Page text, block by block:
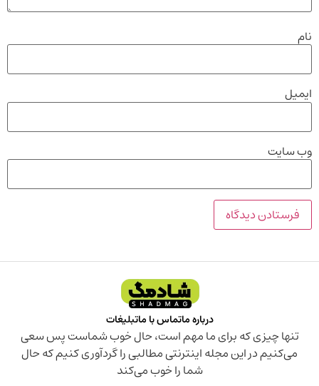
نام
ایمیل
وب‌ سایت
درباره ماتماس با ماتبلیغات
تنها چیزی که برای ما مهم است، حال خوب شماست پس سعی
می‌کنیم در این مجله اینترنتی مطالبی را گردآوری کنیم که حال
شما را خوب می‌کند